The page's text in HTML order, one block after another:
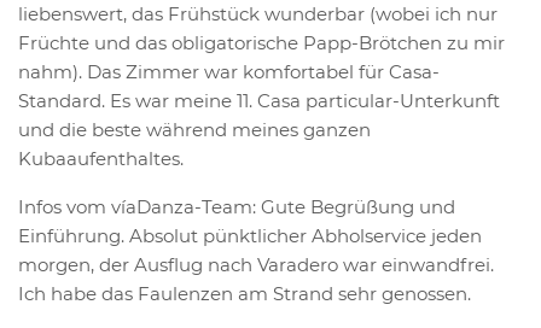
liebenswert, das Frühstück wunderbar (wobei ich nur
Früchte und das obligatorische Papp-Brötchen zu mir
nahm). Das Zimmer war komfortabel für Casa-
Standard. Es war meine 11. Casa particular-Unterkunft
und die beste während meines ganzen
Kubaaufenthaltes.
Infos vom víaDanza-Team: Gute Begrüßung und
Einführung. Absolut pünktlicher Abholservice jeden
morgen, der Ausflug nach Varadero war einwandfrei.
Ich habe das Faulenzen am Strand sehr genossen.